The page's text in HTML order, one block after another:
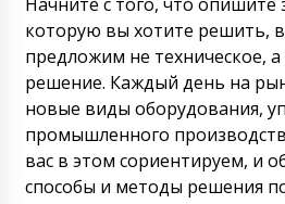
которую вы хотите решить,
предложим не техническое, а
решение. Каждый день на
новые виды оборудования,
промышленного
вас в этом сориентируем, и
способы и методы решения
Владислав
Добрый день! Мы заключили с